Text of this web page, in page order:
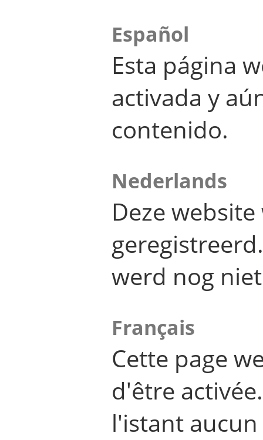
Español
Esta página
activada y
contenido.
Nederlands
Deze
werd nog
Français
Cette page
d'être
l'istant